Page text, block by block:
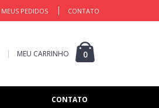
MEUS PEDIDOS CONTATO
MEU CARRINHO 0
CONTATO